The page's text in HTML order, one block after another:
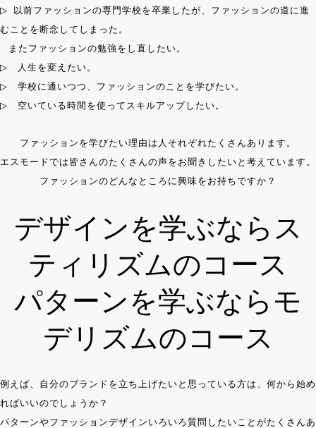
▷
以前ファッションの専門学校を卒業したが、ファッションの道に進
むことを断念してしまった。
またファッションの勉強をし直したい。
▷ 人生を変えたい。
▷ 学校に通いつつ、ファッションのことを学びたい。
▷ 空いている時間を使ってスキルアップしたい。
ファッションを学びたい理由は人それぞれたくさんあります。
エスモードでは皆さんのたくさんの声をお聞きしたいと考えています。
ファッションのどんなところに興味をお持ちですか？
デザインを学ぶならス
ティリズムのコース
パターンを学ぶならモ
デリズムのコース
例えば、自分のブランドを立ち上げたいと思っている方は、何から始め
ればいいのでしょうか？
パターンやファッションデザインいろいろ質問したいことがたくさんあ